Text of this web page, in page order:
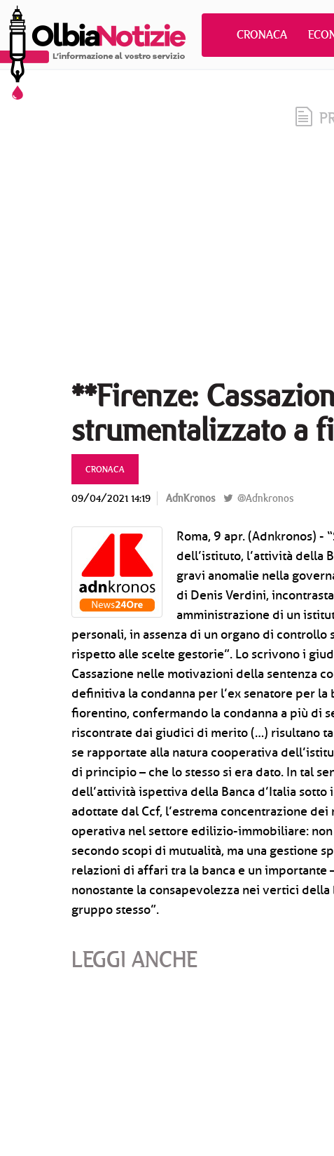
CRONACA
**Firenze:
strumentalizzato a
CRONACA
09/04/2021 14:19 AdnKronos @Adnkronos
Roma, 9 apr. (Adnkronos) -
dell’istituto, l’attività della
gravi anomalie nella
di Denis Verdini,
amministrazione di un
personali, in assenza di un organo di
rispetto alle scelte gestorie”. Lo scrivono i
Cassazione nelle motivazioni della sentenza
definitiva la condanna per l’ex senatore per
fiorentino, confermando la condanna a più di
riscontrate dai giudici di merito (…) risultano
se rapportate alla natura cooperativa
di principio – che lo stesso si era dato. In tal
dell’attività ispettiva della Banca d’Italia
adottate dal Ccf, l’estrema concentrazione
operativa nel settore edilizio-immobiliare:
secondo scopi di mutualità, ma una gestione
relazioni di affari tra la banca e un
nonostante la consapevolezza nei vertici
gruppo stesso”.
LEGGI ANCHE